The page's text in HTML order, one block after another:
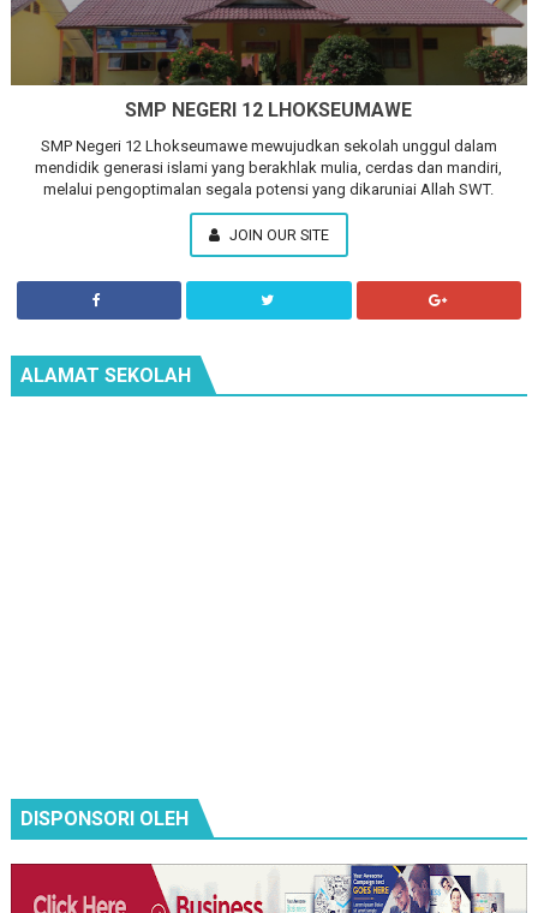
SMP NEGERI 12 LHOKSEUMAWE
SMP Negeri 12 Lhokseumawe mewujudkan sekolah unggul dalam
mendidik generasi islami yang berakhlak mulia, cerdas dan mandiri,
melalui pengoptimalan segala potensi yang dikaruniai Allah SWT.
JOIN OUR SITE
ALAMAT SEKOLAH
DISPONSORI OLEH